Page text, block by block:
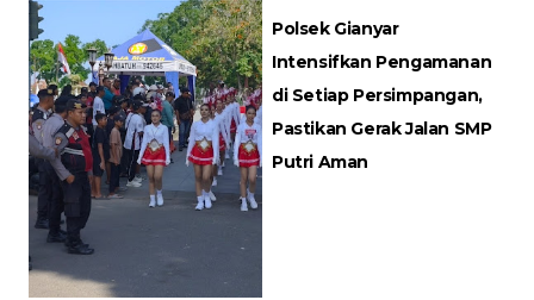
Polsek Gianyar
Intensifkan Pengamanan
di Setiap Persimpangan,
Pastikan Gerak Jalan SMP
Putri Aman